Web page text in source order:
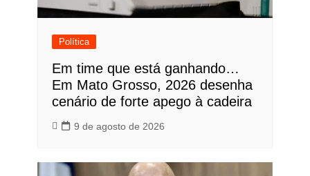
Política
Em time que está ganhando…
Em Mato Grosso, 2026 desenha
cenário de forte apego à cadeira
9 de agosto de 2026